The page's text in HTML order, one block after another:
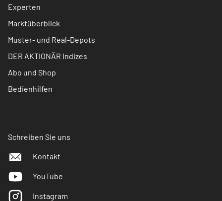
Experten
Marktüberblick
Muster- und Real-Depots
DER AKTIONÄR Indizes
Abo und Shop
Bedienhilfen
Schreiben Sie uns
Kontakt
YouTube
Instagram